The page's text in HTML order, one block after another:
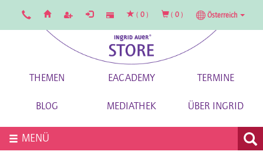
( 0 ) ( 0 ) Österreich
THEMEN EACADEMY TERMINE
BLOG MEDIATHEK ÜBER INGRID
MENÜ